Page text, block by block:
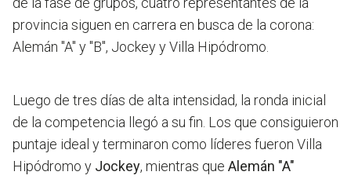
provincia siguen en carrera en busca de la corona:
Alemán "A" y "B", Jockey y Villa Hipódromo.
Luego de tres días de alta intensidad, la ronda inicial
de la competencia llegó a su fin. Los que consiguieron
puntaje ideal y terminaron como líderes fueron Villa
Hipódromo y Jockey, mientras que Alemán "A"